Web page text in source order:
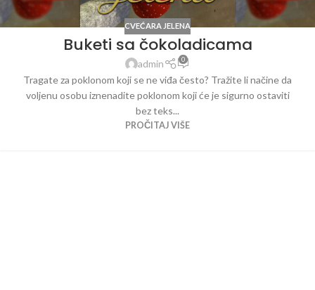
CVEĆARA JELENA
Buketi sa čokoladicama
admin 0
Tragate za poklonom koji se ne viđa često? Tražite li načine da
voljenu osobu iznenadite poklonom koji će je sigurno ostaviti
bez teks...
PROČITAJ VIŠE